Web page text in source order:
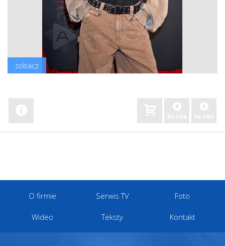
zobacz
hi-res lo-res
O firmie Serwis TV Foto
Wideo Teksty Kontakt